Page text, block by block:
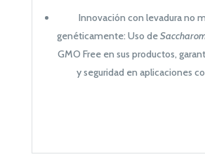
Innovación con levadura no
genéticamente: Uso de
GMO Free en sus productos,
y seguridad en aplicaciones